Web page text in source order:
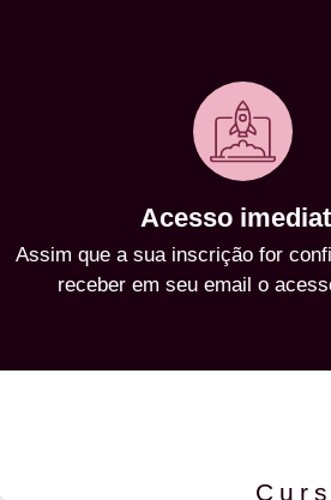
Acesso
Assim que a sua inscrição for
receber em seu email o